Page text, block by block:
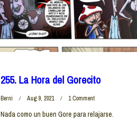
255. La Hora del Gorecito
Berni Aug 9, 2021 1 CommentOn
La
Nada como un buen Gore para relajarse.